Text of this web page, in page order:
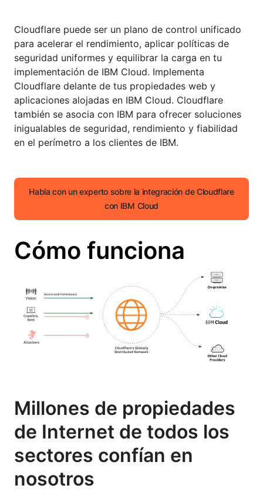
Cloudflare puede ser un plano de control unificado
para acelerar el rendimiento, aplicar políticas de
seguridad uniformes y equilibrar la carga en tu
implementación de IBM Cloud. Implementa
Cloudflare delante de tus propiedades web y
aplicaciones alojadas en IBM Cloud. Cloudflare
también se asocia con IBM para ofrecer soluciones
inigualables de seguridad, rendimiento y fiabilidad
en el perímetro a los clientes de IBM.
Habla con un experto sobre la integración de Cloudflare
con IBM Cloud
Cómo funciona
Millones de propiedades
de Internet de todos los
sectores confían en
nosotros